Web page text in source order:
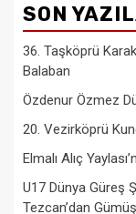
SON
36. Taşköprü
Balaban
Özdenur Özmez
20. Vezirköprü
Elmalı Alıç
U17 Dünya Güreş
Tezcan’dan Gümüş